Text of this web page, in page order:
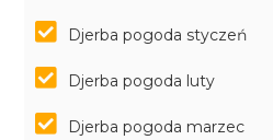
Djerba pogoda styczeń
Djerba pogoda luty
Djerba pogoda marzec